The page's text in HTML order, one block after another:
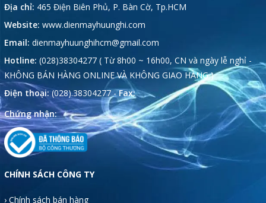
Địa chỉ: 465 Điện Biên Phủ, P. Bàn Cờ, Tp.HCM
Website: www.dienmayhuunghi.com
Email: dienmayhuunghihcm@gmail.com
Hotline: (028)38304277 ( Từ 8h00 ~ 16h00, CN và ngày lễ nghỉ -
KHÔNG BÁN HÀNG ONLINE VÀ KHÔNG GIAO HÀNG )
Điện thoại: (028).38304277 -Fax:
Chứng nhận:
CHÍNH SÁCH CÔNG TY
› Chính sách bán hàng